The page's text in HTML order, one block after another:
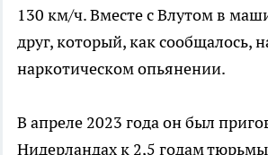
130 км/ч. Вместе с Влутом в
друг, который, как сообщалось,
наркотическом опьянении.
В апреле 2023 года он был
Нидерландах к 2,5 годам